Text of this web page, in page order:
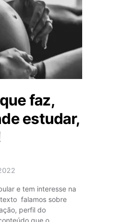
faz,
estudar,
e tem interesse na
falamos sobre
perfil do
que o